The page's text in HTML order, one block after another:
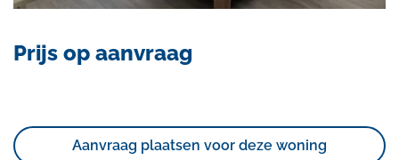
Aanvraag plaatsen voor deze woning
Prijs op aanvraag